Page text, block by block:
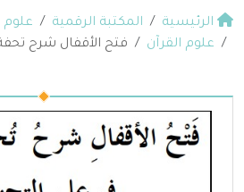
الرئيسية المكتبة الرقمية
علوم
علوم القرآن
فتح الأقفال شرح